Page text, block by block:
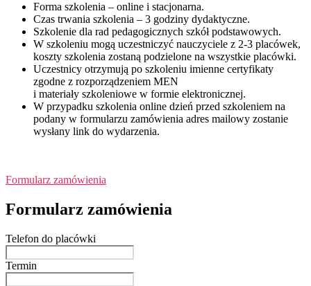
Forma szkolenia – online i stacjonarna.
Czas trwania szkolenia – 3 godziny dydaktyczne.
Szkolenie dla rad pedagogicznych szkół podstawowych.
W szkoleniu mogą uczestniczyć nauczyciele z 2-3 placówek,
koszty szkolenia zostaną podzielone na wszystkie placówki.
Uczestnicy otrzymują po szkoleniu imienne certyfikaty
zgodne z rozporządzeniem MEN
i materiały szkoleniowe w formie elektronicznej.
W przypadku szkolenia online dzień przed szkoleniem na
podany w formularzu zamówienia adres mailowy zostanie
wysłany link do wydarzenia.
Formularz zamówienia
Formularz zamówienia
Telefon do placówki
Termin